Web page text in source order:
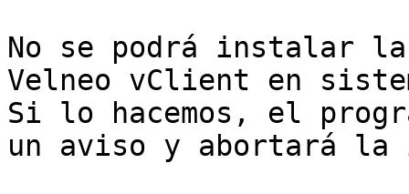
No se podrá instalar
Velneo vClient en
Si lo hacemos, el
un aviso y abortará